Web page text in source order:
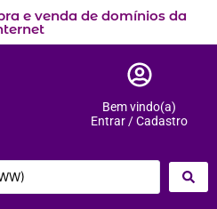
e venda de domínios da
Bem vindo(a)
Entrar / Cadastro